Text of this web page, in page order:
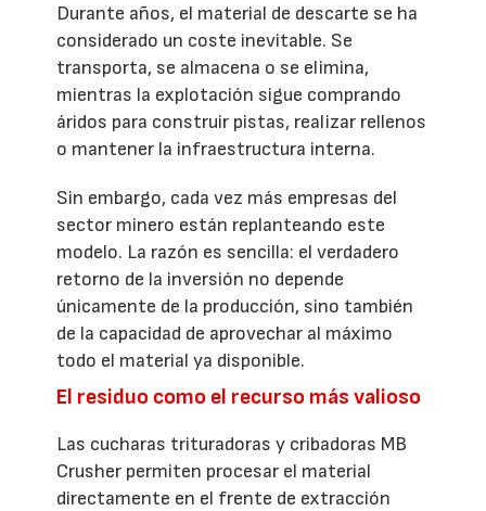
Durante años, el material de descarte se ha
considerado un coste inevitable. Se
transporta, se almacena o se elimina,
mientras la explotación sigue comprando
áridos para construir pistas, realizar rellenos
o mantener la infraestructura interna.
Sin embargo, cada vez más empresas del
sector minero están replanteando este
modelo. La razón es sencilla: el verdadero
retorno de la inversión no depende
únicamente de la producción, sino también
de la capacidad de aprovechar al máximo
todo el material ya disponible.
El residuo como el recurso más valioso
Las cucharas trituradoras y cribadoras MB
Crusher permiten procesar el material
directamente en el frente de extracción